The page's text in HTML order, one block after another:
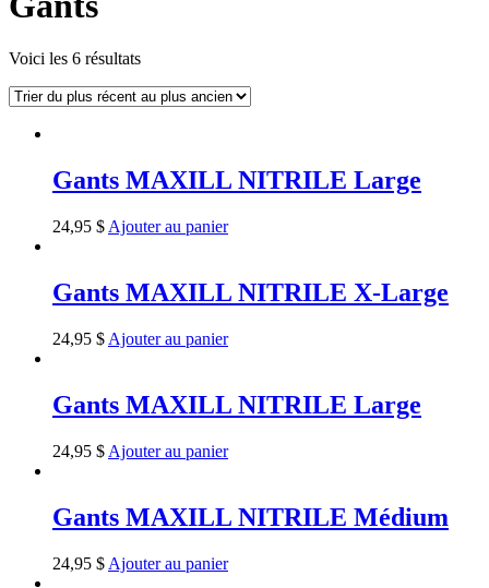
Voici les 6 résultats
Gants MAXILL NITRILE Large
24,95 $ Ajouter au panier
Gants MAXILL NITRILE X-Large
24,95 $ Ajouter au panier
Gants MAXILL NITRILE Large
24,95 $ Ajouter au panier
Gants MAXILL NITRILE Médium
24,95 $ Ajouter au panier